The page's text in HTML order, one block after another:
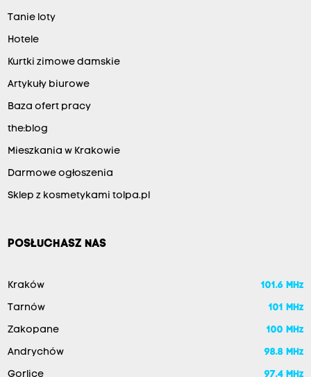
Tanie loty
Hotele
Kurtki zimowe damskie
Artykuły biurowe
Baza ofert pracy
the:blog
Mieszkania w Krakowie
Darmowe ogłoszenia
Sklep z kosmetykami tolpa.pl
POSŁUCHASZ NAS
Kraków 101.6 MHz
Tarnów 101 MHz
Zakopane 100 MHz
Andrychów 98.8 MHz
Gorlice 97.4 MHz